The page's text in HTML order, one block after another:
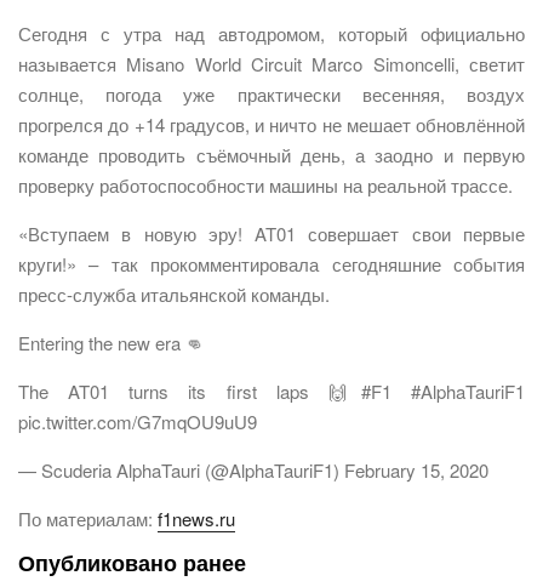
Сегодня с утра над автодромом, который официально
называется Misano World Circuit Marco Simoncelli, светит
солнце, погода уже практически весенняя, воздух
прогрелся до +14 градусов, и ничто не мешает обновлённой
команде проводить съёмочный день, а заодно и первую
проверку работоспособности машины на реальной трассе.
«Вступаем в новую эру! AT01 совершает свои первые
круги!» – так прокомментировала сегодняшние события
пресс-служба итальянской команды.
Entering the new era 👊
The AT01 turns its first laps 🙌#F1 #AlphaTauriF1
pic.twitter.com/G7mqOU9uU9
— Scuderia AlphaTauri (@AlphaTauriF1) February 15, 2020
По материалам: f1news.ru
Опубликовано ранее